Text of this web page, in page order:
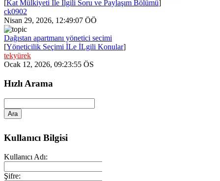
[Kat Mülkiyeti İle İlgili Soru ve Paylaşım Bölümü]
ck0902
Nisan 29, 2026, 12:49:07 ÖÖ
Dağıstan apartmanı yönetici secimi
[Yöneticilik Seçimi İLe İLgili Konular]
tekyürek
Ocak 12, 2026, 09:23:55 ÖS
Hızlı Arama
Kullanıcı Bilgisi
Kullanıcı Adı:
Şifre: